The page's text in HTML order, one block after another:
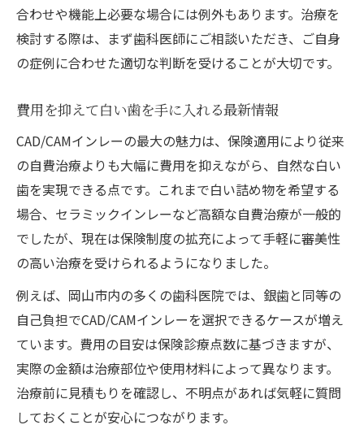
合わせや機能上必要な場合には例外もあります。治療を
検討する際は、まず歯科医師にご相談いただき、ご自身
の症例に合わせた適切な判断を受けることが大切です。
費用を抑えて白い歯を手に入れる最新情報
CAD/CAMインレーの最大の魅力は、保険適用により従来
の自費治療よりも大幅に費用を抑えながら、自然な白い
歯を実現できる点です。これまで白い詰め物を希望する
場合、セラミックインレーなど高額な自費治療が一般的
でしたが、現在は保険制度の拡充によって手軽に審美性
の高い治療を受けられるようになりました。
例えば、岡山市内の多くの歯科医院では、銀歯と同等の
自己負担でCAD/CAMインレーを選択できるケースが増え
ています。費用の目安は保険診療点数に基づきますが、
実際の金額は治療部位や使用材料によって異なります。
治療前に見積もりを確認し、不明点があれば気軽に質問
しておくことが安心につながります。